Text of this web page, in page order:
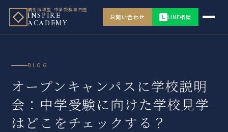
個別指導型 中学受験専門塾
INSPIRE
ACADEMY
お問い合わせ L LINE相談
BLOG
オープンキャンパスに学校説明
会：中学受験に向けた学校見学
はどこをチェックする？